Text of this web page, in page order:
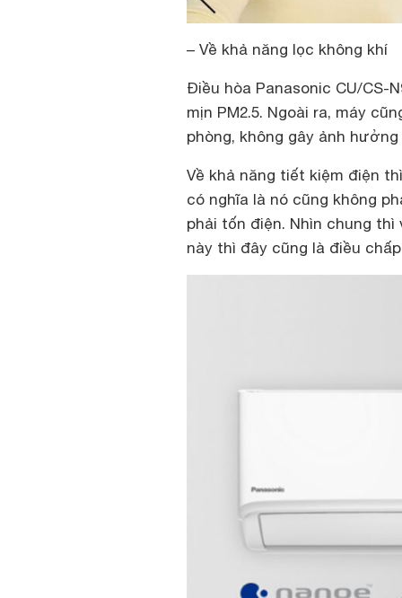
– Về khả năng lọc không khí
Điều hòa Panasonic CU/CS-
mịn PM2.5. Ngoài ra, máy
phòng, không gây ảnh
Về khả năng tiết kiệm điện
có nghĩa là nó cũng không
phải tốn điện. Nhìn chung
này thì đây cũng là điều